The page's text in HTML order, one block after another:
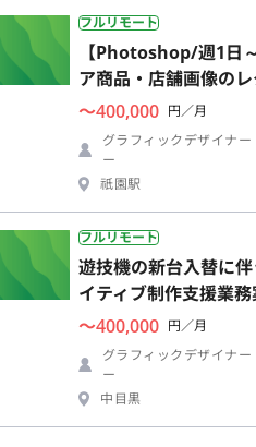
フルリモート
【Photoshop/週1日
ア商品・店舗画像の
〜400,000 円／月
グラフィックデザイナ
ー
祇園駅
フルリモート
遊技機の新台入替に
イティブ制作支援業
〜400,000 円／月
グラフィックデザイナ
ー
中目黒